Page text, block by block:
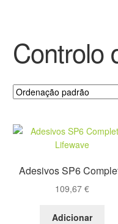
Controlo
Adesivos SP6
109,67€
Adicionar